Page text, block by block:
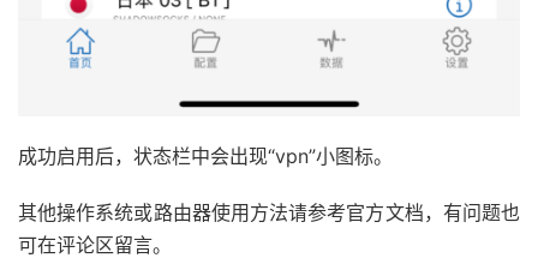
成功启用后，状态栏中会出现“vpn”小图标。
其他操作系统或路由器使用方法请参考官方文档，有问题也
可在评论区留言。